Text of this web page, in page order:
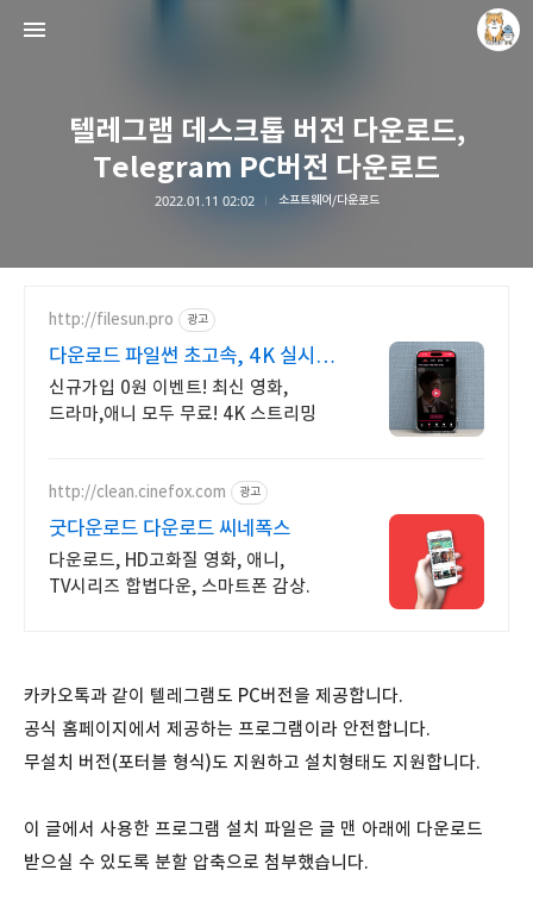
텔레그램 데스크톱 버전 다운로드,
Telegram PC버전 다운로드
2022.01.11 02:02 소프트웨어/다운로드
http://filesun.pro 광고
다운로드 파일썬 초고속, 4K 실시간
보기!
신규가입 0원 이벤트! 최신 영화,
드라마,애니 모두 무료! 4K 스트리밍
http://clean.cinefox.com 광고
굿다운로드 다운로드 씨네폭스
다운로드, HD고화질 영화, 애니,
TV시리즈 합법다운, 스마트폰 감상.
카카오톡과 같이 텔레그램도 PC버전을 제공합니다.
공식 홈페이지에서 제공하는 프로그램이라 안전합니다.
무설치 버전(포터블 형식)도 지원하고 설치형태도 지원합니다.
이 글에서 사용한 프로그램 설치 파일은 글 맨 아래에 다운로드
받으실 수 있도록 분할 압축으로 첨부했습니다.
개새닷컴